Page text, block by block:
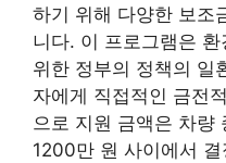
하기 위해 다양한 보조
니다. 이 프로그램은
위한 정부의 정책의 일
자에게 직접적인 금전
으로 지원 금액은 차량
1200만 원 사이에서